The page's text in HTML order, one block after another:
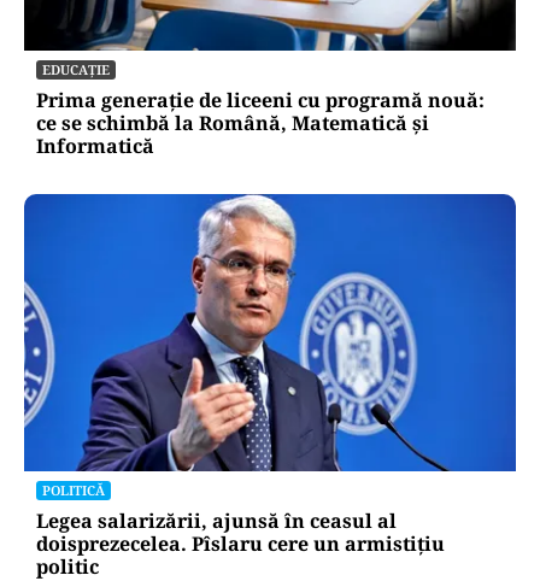
EDUCAȚIE
Prima generație de liceeni cu programă nouă:
ce se schimbă la Română, Matematică și
Informatică
POLITICĂ
Legea salarizării, ajunsă în ceasul al
doisprezecelea. Pîslaru cere un armistițiu
politic